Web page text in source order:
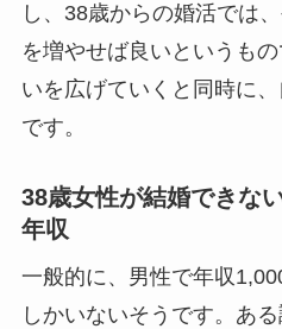
し、38歳からの婚活では
を増やせば良いというも
いを広げていくと同時に
です。
38歳女性が結婚できな
年収
一般的に、男性で年収
しかいないそうです。あ